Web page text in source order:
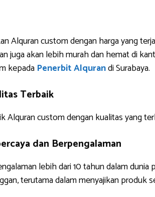
Alquran custom dengan harga yang
juga akan lebih murah dan hemat di
kepadaPenerbit Alqurandi Surabaya.
Terbaik
custom dengan kualitas yang
dan Berpengalaman
lebih dari 10 tahun dalam
terutama dalam menyajikan produk